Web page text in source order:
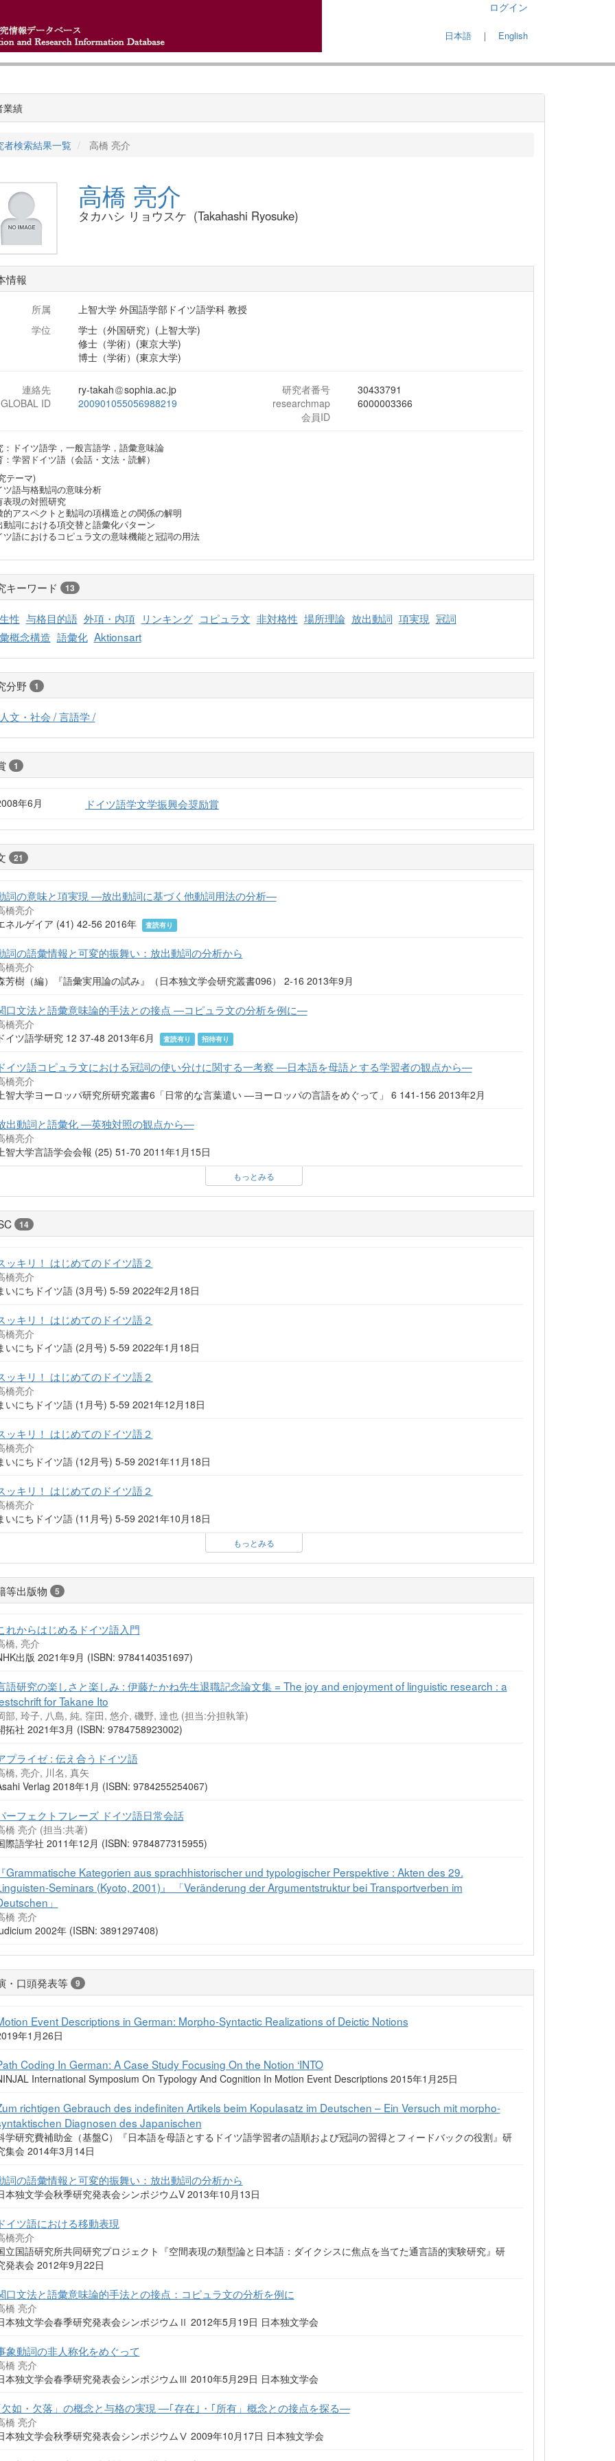
ログイン
日本語 ｜ English
業績
者検索結果一覧 高橋 亮介
高橋 亮介
タカハシ リョウスケ (Takahashi Ryosuke)
情報
所属
上智大学 外国語学部ドイツ語学科 教授
学位
学士（外国研究）(上智大学)
修士（学術）(東京大学)
博士（学術）(東京大学)
連絡先 ry-takah sophia.ac.jp 研究者番号
30433791
ID
200901055056988219
researchmap
会員ID
6000003366
：ドイツ語学，一般言語学，語彙意味論
：学習ドイツ語（会話・文法・読解）
テーマ)
ツ語与格動詞の意味分析
表現の対照研究
的アスペクトと動詞の項構造との関係の解明
動詞における項交替と語彙化パターン
ツ語におけるコピュラ文の意味機能と冠詞の用法
キーワード 13
性 与格目的語 外項・内項 リンキング コピュラ文 非対格性 場所理論 放出動詞 項実現 冠詞
概念構造 語彙化 Aktionsart
分野 1
文・社会 / 言語学 /
1
年6月 ドイツ語学文学振興会奨励賞
21
詞の意味と項実現 ―放出動詞に基づく他動詞用法の分析―
橋亮介
ネルゲイア (41) 42-56 2016年
査読有り
詞の語彙情報と可変的振舞い：放出動詞の分析から
橋亮介
芳樹（編）『語彙実用論の試み』（日本独文学会研究叢書096） 2-16 2013年9月
口文法と語彙意味論的手法との接点 ―コピュラ文の分析を例に―
橋亮介
イツ語学研究 12 37-48 2013年6月
査読有り 招待有り
イツ語コピュラ文における冠詞の使い分けに関する一考察 ―日本語を母語とする学習者の観点から―
橋亮介
智大学ヨーロッパ研究所研究叢書6「日常的な言葉遣い ―ヨーロッパの言語をめぐって」 6 141-156 2013年2月
出動詞と語彙化 ―英独対照の観点から―
橋亮介
智大学言語学会会報 (25) 51-70 2011年1月15日
もっとみる
14
ッキリ！ はじめてのドイツ語２
橋亮介
いにちドイツ語 (3月号) 5-59 2022年2月18日
ッキリ！ はじめてのドイツ語２
橋亮介
いにちドイツ語 (2月号) 5-59 2022年1月18日
ッキリ！ はじめてのドイツ語２
橋亮介
いにちドイツ語 (1月号) 5-59 2021年12月18日
ッキリ！ はじめてのドイツ語２
橋亮介
いにちドイツ語 (12月号) 5-59 2021年11月18日
ッキリ！ はじめてのドイツ語２
橋亮介
いにちドイツ語 (11月号) 5-59 2021年10月18日
もっとみる
等出版物 5
れからはじめるドイツ語入門
橋, 亮介
出版 2021年9月 (ISBN: 9784140351697)
語研究の楽しさと楽しみ : 伊藤たかね先生退職記念論文集 = The joy and enjoyment of linguistic research : a
for Takane Ito
部, 玲子, 八島, 純, 窪田, 悠介, 磯野, 達也 (担当:分担執筆)
拓社 2021年3月 (ISBN: 9784758923002)
プライゼ : 伝え合うドイツ語
橋, 亮介, 川名, 真矢
Verlag 2018年1月 (ISBN: 9784255254067)
ーフェクトフレーズ ドイツ語日常会話
橋 亮介 (担当:共著)
際語学社 2011年12月 (ISBN: 9784877315955)
Grammatische Kategorien aus sprachhistorischer und typologischer Perspektive : Akten des 29.
Seminars (Kyoto, 2001)』 「Veränderung der Argumentstruktur bei Transportverben im
」
橋 亮介
2002年 (ISBN: 3891297408)
・口頭発表等 9
Event Descriptions in German: Morpho-Syntactic Realizations of Deictic Notions
年1月26日
Coding In German: A Case Study Focusing On the Notion ‘INTO
International Symposium On Typology And Cognition In Motion Event Descriptions 2015年1月25日
richtigen Gebrauch des indefiniten Artikels beim Kopulasatz im Deutschen – Ein Versuch mit morpho-
Diagnosen des Japanischen
学研究費補助金（基盤C）『日本語を母語とするドイツ語学習者の語順および冠詞の習得とフィードバックの役割』研
集会 2014年3月14日
詞の語彙情報と可変的振舞い：放出動詞の分析から
本独文学会秋季研究発表会シンポジウムV 2013年10月13日
イツ語における移動表現
橋亮介
立国語研究所共同研究プロジェクト『空間表現の類型論と日本語：ダイクシスに焦点を当てた通言語的実験研究』研
発表会 2012年9月22日
口文法と語彙意味論的手法との接点：コピュラ文の分析を例に
橋 亮介
本独文学会春季研究発表会シンポジウムⅡ 2012年5月19日 日本独文学会
象動詞の非人称化をめぐって
橋 亮介
本独文学会春季研究発表会シンポジウムⅢ 2010年5月29日 日本独文学会
如・欠落」の概念と与格の実現 ―｢存在｣・｢所有」概念との接点を探る―
橋 亮介
本独文学会秋季研究発表会シンポジウムⅤ 2009年10月17日 日本独文学会